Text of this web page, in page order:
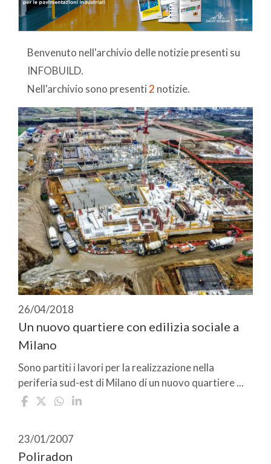
Benvenuto nell'archivio delle notizie presenti su
INFOBUILD.
Nell'archivio sono presenti 2 notizie.
26/04/2018
Un nuovo quartiere con edilizia sociale a
Milano
Sono partiti i lavori per la realizzazione nella
periferia sud-est di Milano di un nuovo quartiere ...
23/01/2007
Poliradon